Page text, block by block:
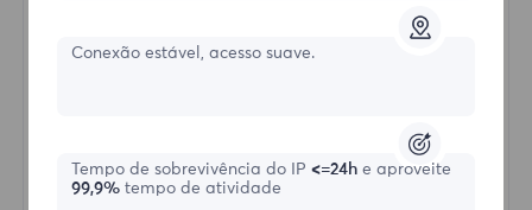
Comprar agora
Conexão estável, acesso suave.
Tempo de sobrevivência do IP <=24h e aproveite
99,9%tempo de atividade